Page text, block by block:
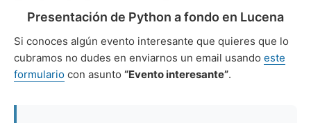
Presentación de Python a fondo en Lucena
Si conoces algún evento interesante que quieres que lo
cubramos no dudes en enviarnos un email usando este
formulario con asunto “Evento interesante”.